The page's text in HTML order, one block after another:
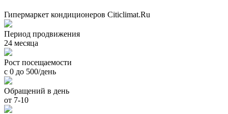
Гипермаркет кондиционеров Citiclimat.Ru
Период продвижения
24 месяца
Рост посещаемости
с 0 до 500/день
Обращений в день
от 7-10